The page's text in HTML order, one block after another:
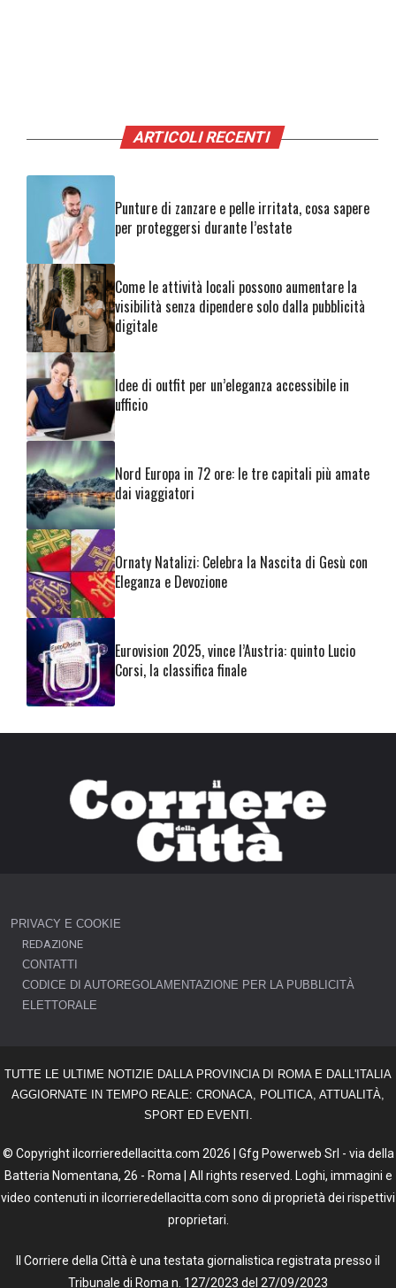
ARTICOLI RECENTI
Punture di zanzare e pelle irritata, cosa sapere
per proteggersi durante l’estate
Come le attività locali possono aumentare la
visibilità senza dipendere solo dalla pubblicità
digitale
Idee di outfit per un’eleganza accessibile in
ufficio
Nord Europa in 72 ore: le tre capitali più amate
dai viaggiatori
Ornaty Natalizi: Celebra la Nascita di Gesù con
Eleganza e Devozione
Eurovision 2025, vince l’Austria: quinto Lucio
Corsi, la classifica finale
PRIVACY E COOKIE
REDAZIONE
CONTATTI
CODICE DI AUTOREGOLAMENTAZIONE PER LA PUBBLICITÀ
ELETTORALE
TUTTE LE ULTIME NOTIZIE DALLA PROVINCIA DI ROMA E DALL'ITALIA
AGGIORNATE IN TEMPO REALE: CRONACA, POLITICA, ATTUALITÀ,
SPORT ED EVENTI.
© Copyright ilcorrieredellacitta.com 2026 | Gfg Powerweb Srl - via della
Batteria Nomentana, 26 - Roma | All rights reserved. Loghi, immagini e
video contenuti in ilcorrieredellacitta.com sono di proprietà dei rispettivi
proprietari.
Il Corriere della Città è una testata giornalistica registrata presso il
Tribunale di Roma n. 127/2023 del 27/09/2023